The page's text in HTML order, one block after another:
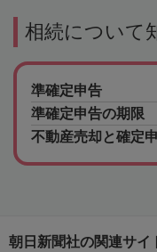
相続について
準確定申告
準確定申告の期限
不動産売却と確定
朝日新聞社の関連サイ